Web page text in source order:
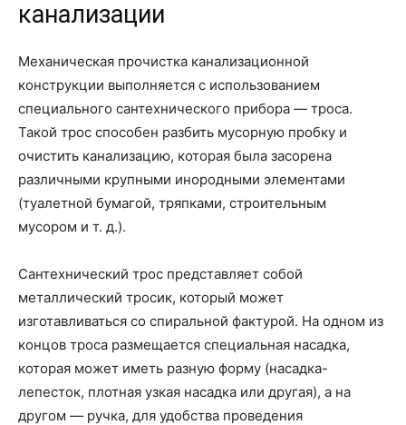
канализации
Механическая прочистка канализационной
конструкции выполняется с использованием
специального сантехнического прибора — троса.
Такой трос способен разбить мусорную пробку и
очистить канализацию, которая была засорена
различными крупными инородными элементами
(туалетной бумагой, тряпками, строительным
мусором и т. д.).
Сантехнический трос представляет собой
металлический тросик, который может
изготавливаться со спиральной фактурой. На одном из
концов троса размещается специальная насадка,
которая может иметь разную форму (насадка-
лепесток, плотная узкая насадка или другая), а на
другом — ручка, для удобства проведения